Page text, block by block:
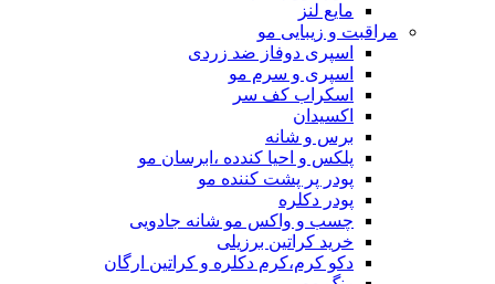
مایع لنز
مراقبت و زیبایی مو
اسپری دوفاز ضد زردی
اسپری و سرم مو
اسکراب کف سر
اکسیدان
برس و شانه
پلکس و احیا کندده ،ابرسان مو
پودر پر پشت کننده مو
پودر دکلره
چسب و واکس مو شانه جادویی
خرید کراتین برزیلی
دکو کرم،کرم دکلره و کراتین ارگان